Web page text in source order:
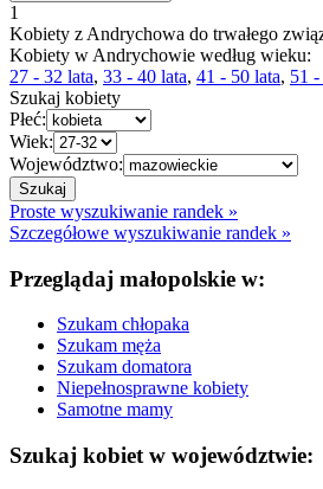
1
Kobiety z Andrychowa do trwałego
Kobiety w Andrychowie według wieku:
27 - 32 lata, 33 - 40 lata, 41 - 50 lata, 51 -
Szukaj kobiety
Płeć:
Wiek:
Województwo:
Proste wyszukiwanie randek »
Szczegółowe wyszukiwanie randek »
Przeglądaj małopolskie w:
Szukam chłopaka
Szukam męża
Szukam domatora
Niepełnosprawne kobiety
Samotne mamy
Szukaj kobiet w województwie: